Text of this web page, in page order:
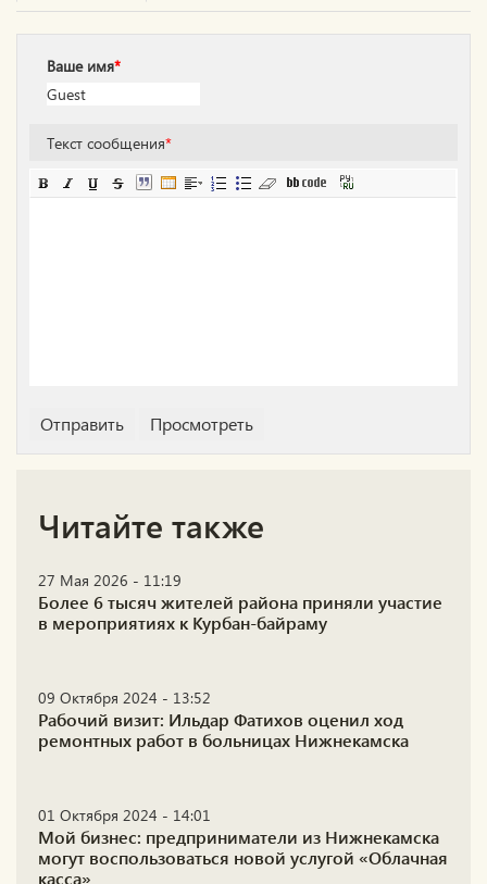
Ваше имя*
Текст сообщения*
Читайте также
27 Мая 2026 - 11:19
Более 6 тысяч жителей района приняли участие
в мероприятиях к Курбан-байраму
09 Октября 2024 - 13:52
Рабочий визит: Ильдар Фатихов оценил ход
ремонтных работ в больницах Нижнекамска
01 Октября 2024 - 14:01
Мой бизнес: предприниматели из Нижнекамска
могут воспользоваться новой услугой «Облачная
касса»